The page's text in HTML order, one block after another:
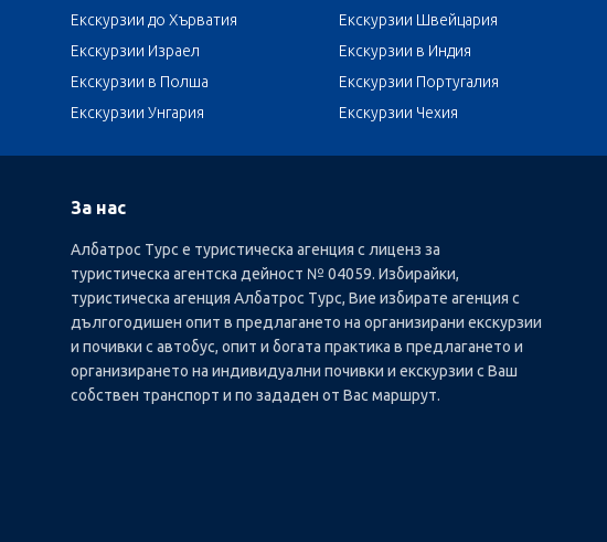
Екскурзии до Хърватия
Екскурзии Швейцария
Екскурзии Израел
Екскурзии в Индия
Екскурзии в Полша
Екскурзии Португалия
Екскурзии Унгария
Екскурзии Чехия
За нас
Албатрос Турс е туристическа агенция с лиценз за
туристическа агентска дейност № 04059. Избирайки,
туристическа агенция Албатрос Турс, Вие избирате агенция с
дългогодишен опит в предлагането на организирани екскурзии
и почивки с автобус, опит и богата практика в предлагането и
организирането на индивидуални почивки и екскурзии с Ваш
собствен транспорт и по зададен от Вас маршрут.